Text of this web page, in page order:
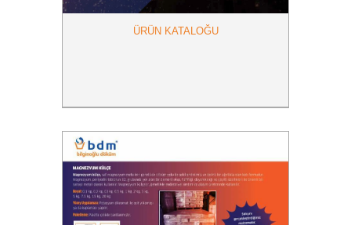
ÜRÜN KATALOĞU